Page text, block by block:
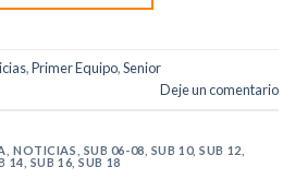
,Primer Equipo,Senior
Deje un comentario
,NOTICIAS SUB 06-08 SUB 10,SUB 12
14 SUB 16 ,SUB 18